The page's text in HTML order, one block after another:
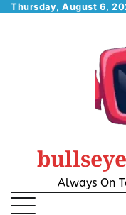
SkipThursday, August 6,
Always On